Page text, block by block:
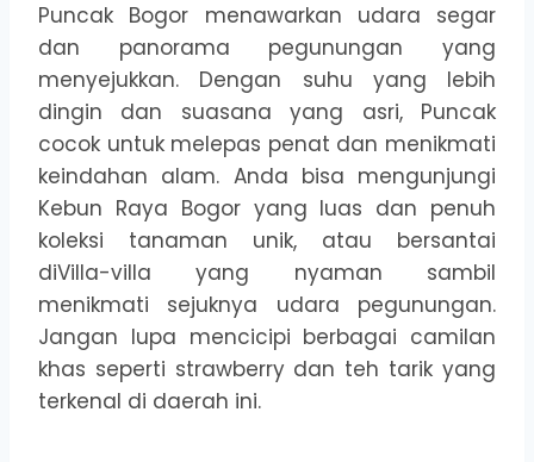
Puncak Bogor menawarkan udara segar
dan panorama pegunungan yang
menyejukkan. Dengan suhu yang lebih
dingin dan suasana yang asri, Puncak
cocok untuk melepas penat dan menikmati
keindahan alam. Anda bisa mengunjungi
Kebun Raya Bogor yang luas dan penuh
koleksi tanaman unik, atau bersantai
diVilla-villa yang nyaman sambil
menikmati sejuknya udara pegunungan.
Jangan lupa mencicipi berbagai camilan
khas seperti strawberry dan teh tarik yang
terkenal di daerah ini.